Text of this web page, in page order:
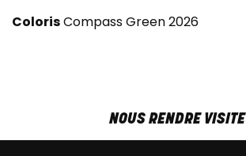
ColorisCompass Green 2026
NOUS RENDRE VISITE